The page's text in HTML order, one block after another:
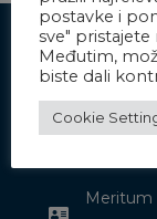
Javite
Meritum
postavke i
sve" pristajete
Međutim,
biste dali
Cookie